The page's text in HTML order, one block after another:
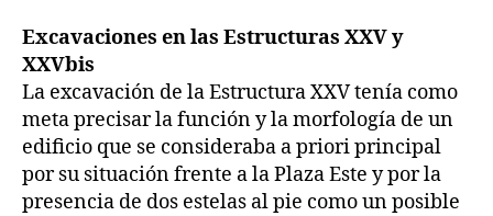
Excavaciones en las Estructuras XXV y
XXVbis
La excavación de la Estructura XXV tenía como
meta precisar la función y la morfología de un
edificio que se consideraba a priori principal
por su situación frente a la Plaza Este y por la
presencia de dos estelas al pie como un posible